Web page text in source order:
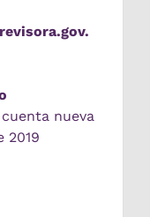
nueva
2019